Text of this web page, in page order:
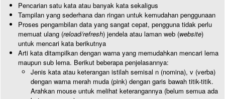
Pencarian satu kata atau banyak kata sekaligus
Tampilan yang sederhana dan ringan untuk kemudahan penggunaan
Proses pengambilan data yang sangat cepat, pengguna tidak perlu
memuat ulang (reload/refresh) jendela atau laman web (website)
untuk mencari kata berikutnya
Arti kata ditampilkan dengan warna yang memudahkan mencari lema
maupun sub lema. Berikut beberapa penjelasannya:
Jenis kata atau keterangan istilah semisal n (nomina), v (verba)
dengan warna merah muda (pink) dengan garis bawah titik-titik.
Arahkan mouse untuk melihat keterangannya (belum semua ada